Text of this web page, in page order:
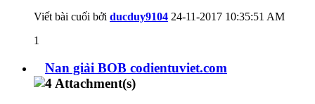
Viết bài cuối bởi ducduy9104 24-11-2017 10:35:51 AM
1
Nan giải BOB codientuviet.com